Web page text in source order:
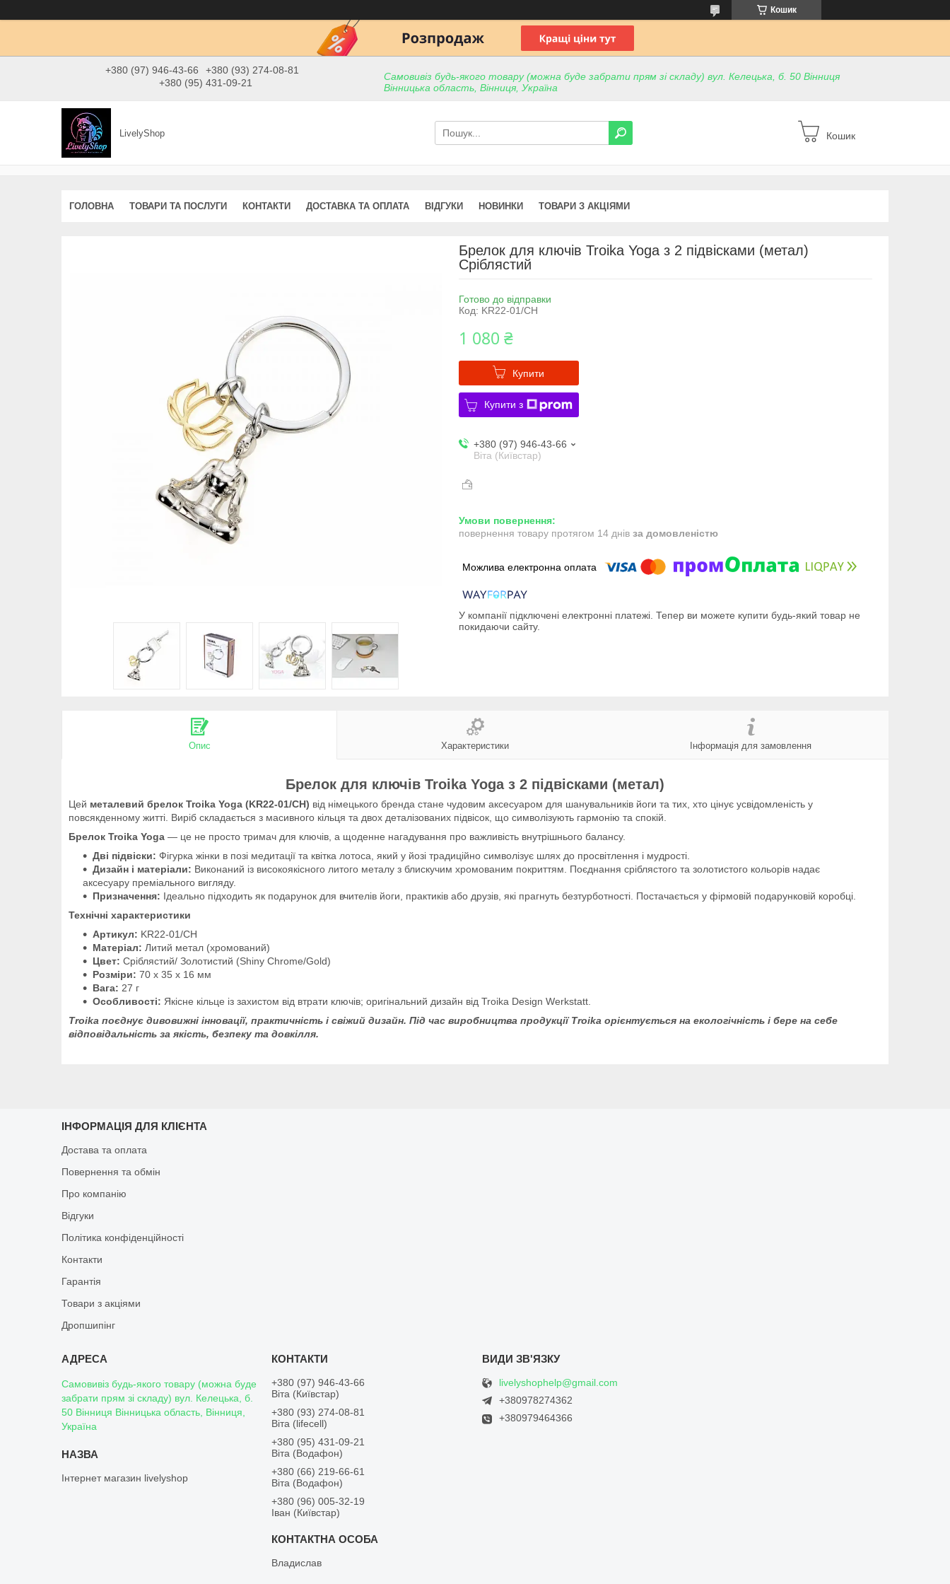
Кошик
+380 (97) 946-43-66
+380 (93) 274-08-81
+380 (95) 431-09-21
Самовивіз будь-якого товару (можна буде забрати прям зі складу) вул. Келецька, б. 50 Вінниця
Вінницька область, Вінниця, Україна
LivelyShop Кошик
ГОЛОВНА ТОВАРИ ТА ПОСЛУГИ КОНТАКТИ ДОСТАВКА ТА ОПЛАТА ВІДГУКИ НОВИНКИ ТОВАРИ З АКЦІЯМИ
Брелок для ключів Troika Yoga з 2 підвісками (метал)
Сріблястий
Готово до відправки
Код: KR22-01/CH
1 080 ₴
Купити
Купити з
+380 (97) 946-43-66
Віта (Київстар)
повернення товару протягом 14 днів за домовленістю
У компанії підключені електронні платежі. Тепер ви можете купити будь-який товар не
покидаючи сайту.
Опис Характеристики Інформація для замовлення
Брелок для ключів Troika Yoga з 2 підвісками (метал)
Цей металевий брелок Troika Yoga (KR22-01/CH) від німецького бренда стане чудовим аксесуаром для шанувальників йоги та тих, хто цінує усвідомленість у
повсякденному житті. Виріб складається з масивного кільця та двох деталізованих підвісок, що символізують гармонію та спокій.
Брелок Troika Yoga — це не просто тримач для ключів, а щоденне нагадування про важливість внутрішнього балансу.
Дві підвіски: Фігурка жінки в позі медитації та квітка лотоса, який у йозі традиційно символізує шлях до просвітлення і мудрості.
Дизайн і матеріали: Виконаний із високоякісного литого металу з блискучим хромованим покриттям. Поєднання сріблястого та золотистого кольорів надає
аксесуару преміального вигляду.
Призначення: Ідеально підходить як подарунок для вчителів йоги, практиків або друзів, які прагнуть безтурботності. Постачається у фірмовій подарунковій коробці.
Технічні характеристики
Артикул: KR22-01/CH
Матеріал: Литий метал (хромований)
Цвет: Сріблястий/ Золотистий (Shiny Chrome/Gold)
Розміри: 70 x 35 x 16 мм
Вага: 27 г
Особливості: Якісне кільце із захистом від втрати ключів; оригінальний дизайн від Troika Design Werkstatt.
Troika поєднує дивовижні інновації, практичність і свіжий дизайн. Під час виробництва продукції Troika орієнтується на екологічність і бере на себе
відповідальність за якість, безпеку та довкілля.
ІНФОРМАЦІЯ ДЛЯ КЛІЄНТА
Достава та оплата
Повернення та обмін
Про компанію
Відгуки
Політика конфіденційності
Контакти
Гарантія
Товари з акціями
Дропшипінг
Самовивіз будь-якого товару (можна буде
забрати прям зі складу) вул. Келецька, б.
50 Вінниця Вінницька область, Вінниця,
Україна
Інтернет магазин livelyshop
+380 (97) 946-43-66
Віта (Київстар)
+380 (93) 274-08-81
Віта (lifecell)
+380 (95) 431-09-21
Віта (Водафон)
+380 (66) 219-66-61
Віта (Водафон)
+380 (96) 005-32-19
Іван (Київстар)
Владислав
livelyshophelp@gmail.com
+380978274362
+380979464366